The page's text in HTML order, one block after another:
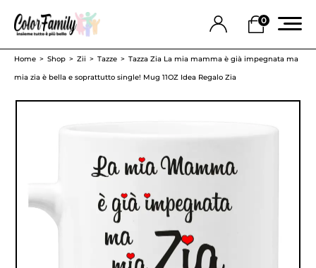
0
Home Shop Zii Tazze
Tazza Zia La mia mamma è già impegnata ma
mia zia è bella e soprattutto single! Mug 11OZ Idea Regalo Zia